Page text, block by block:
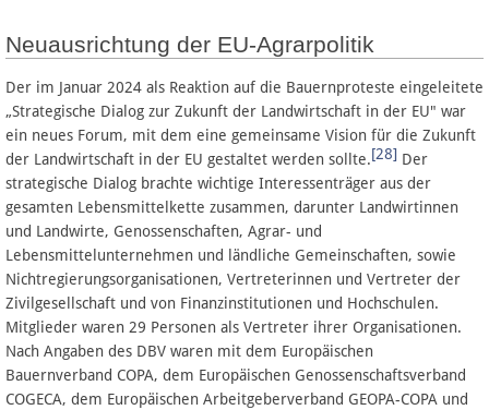
Neuausrichtung der EU-Agrarpolitik
Der im Januar 2024 als Reaktion auf die Bauernproteste eingeleitete
„Strategische Dialog zur Zukunft der Landwirtschaft in der EU" war
ein neues Forum, mit dem eine gemeinsame Vision für die Zukunft
der Landwirtschaft in der EU gestaltet werden sollte.[28] Der
strategische Dialog brachte wichtige Interessenträger aus der
gesamten Lebensmittelkette zusammen, darunter Landwirtinnen
und Landwirte, Genossenschaften, Agrar- und
Lebensmittelunternehmen und ländliche Gemeinschaften, sowie
Nichtregierungsorganisationen, Vertreterinnen und Vertreter der
Zivilgesellschaft und von Finanzinstitutionen und Hochschulen.
Mitglieder waren 29 Personen als Vertreter ihrer Organisationen.
Nach Angaben des DBV waren mit dem Europäischen
Bauernverband COPA, dem Europäischen Genossenschaftsverband
COGECA, dem Europäischen Arbeitgeberverband GEOPA-COPA und